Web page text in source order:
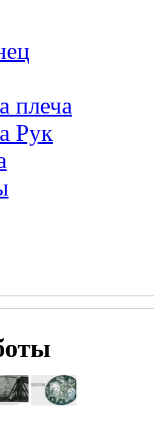
плеча
Рук